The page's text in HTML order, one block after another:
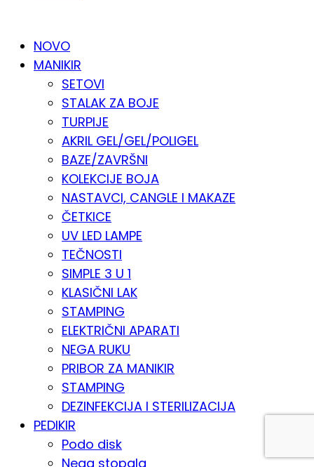
NOVO
MANIKIR
SETOVI
STALAK ZA BOJE
TURPIJE
AKRIL GEL/GEL/POLIGEL
BAZE/ZAVRŠNI
KOLEKCIJE BOJA
NASTAVCI, CANGLE I MAKAZE
ČETKICE
UV LED LAMPE
TEČNOSTI
SIMPLE 3 U 1
KLASIČNI LAK
STAMPING
ELEKTRIČNI APARATI
NEGA RUKU
PRIBOR ZA MANIKIR
STAMPING
DEZINFEKCIJA I STERILIZACIJA
PEDIKIR
Podo disk
Nega stopala